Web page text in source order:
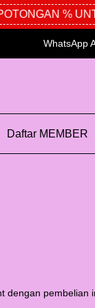
%
WhatsApp
Daftar MEMBER
dengan pembelian